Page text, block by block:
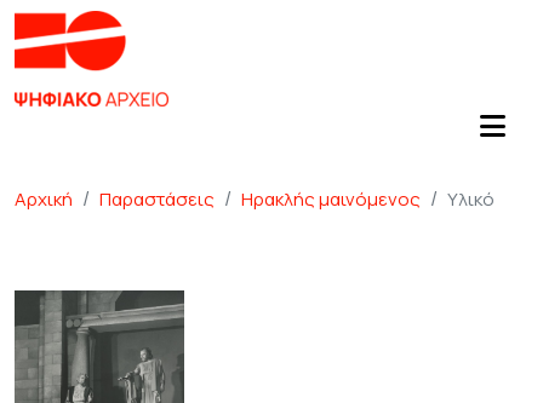
Αρχική Παραστάσεις Ηρακλής μαινόμενος Υλικό